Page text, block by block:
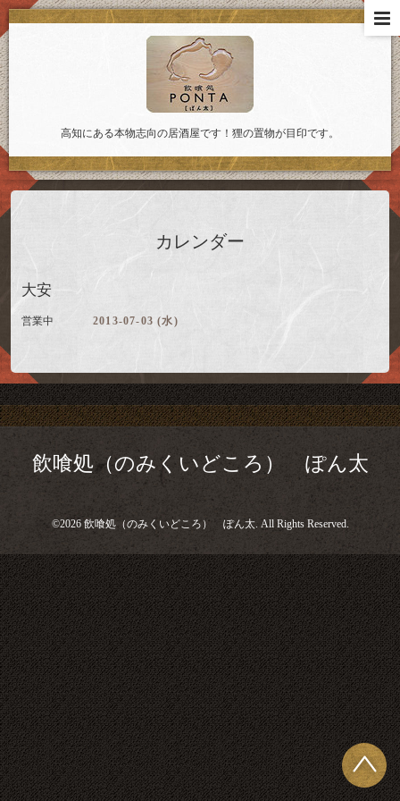
高知にある本物志向の居酒屋です！狸の置物が目印です。
カレンダー
大安
営業中 2013-07-03 (水)
飲喰処（のみくいどころ） ぽん太
©2026 飲喰処（のみくいどころ） ぽん太. All Rights Reserved.